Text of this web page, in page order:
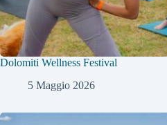
Dolomiti Wellness Festival
5 Maggio 2026